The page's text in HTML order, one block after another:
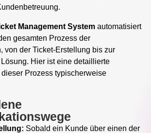
Management System automatisiert
gesamten Prozess der
von der Ticket-Erstellung bis zur
Hier ist eine detaillierte
Prozess typischerweise
Sobald ein Kunde über einen der